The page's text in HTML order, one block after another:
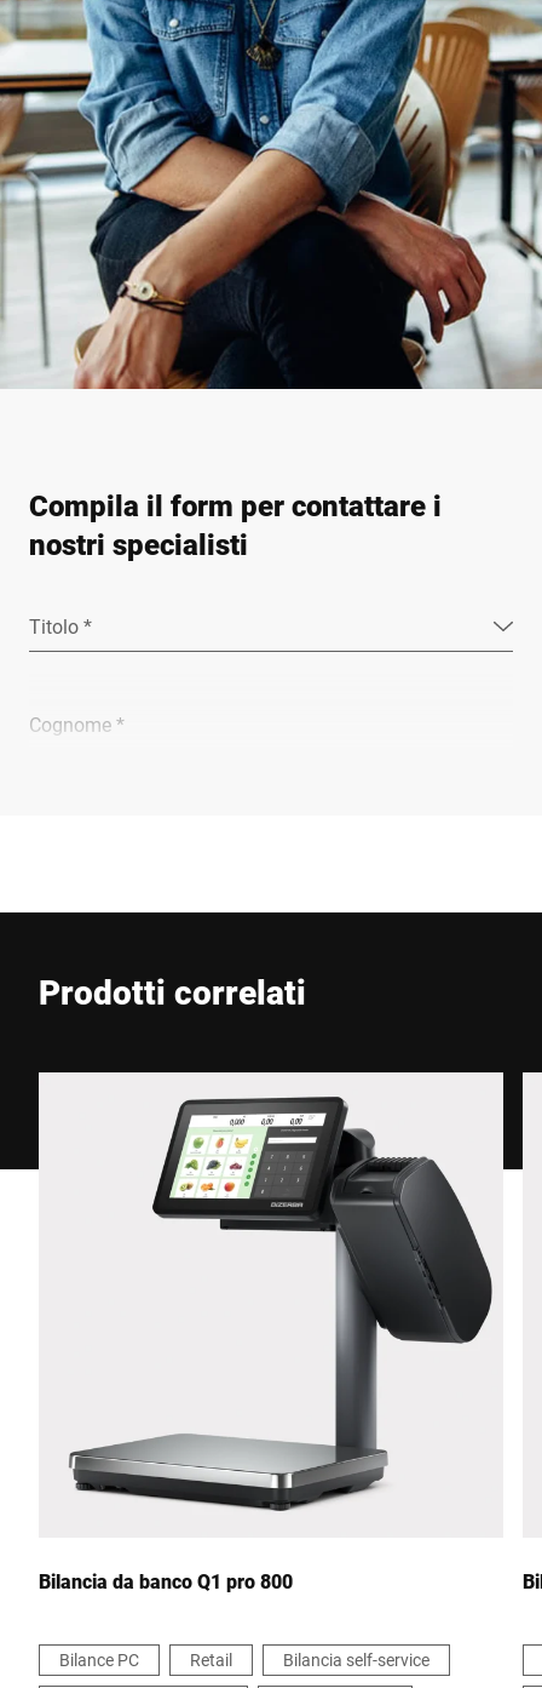
Compila il form per contattare i
nostri specialisti
Titolo *
Cognome *
E-mail *
Il tuo messaggio *
Prodotti correlati
Bilancia da banco Q1 pro 800
Bilance PC Retail
Bilancia self-service